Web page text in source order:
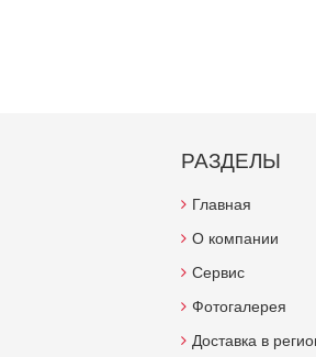
РАЗДЕЛЫ
Главная
О компании
Сервис
Фотогалерея
Доставка в